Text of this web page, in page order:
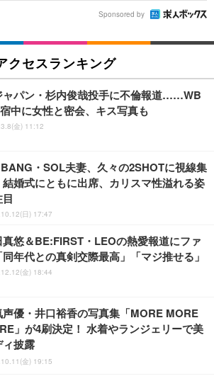
Sponsored by
クセスランキング
ャパン・杉内俊哉投手に不倫報道……WB
中に女性と密会、キス写真も
金) 11:12
・SOL夫妻、久々の2SHOTに視線集
結婚式にともに出席、カリスマ性溢れる姿
日) 17:47
真悠＆BE:FIRST・LEOの熱愛報道にファ
同年代との真剣交際最高」「マジ推せる」
金) 18:44
声優・井口裕香の写真集「MORE MORE
」が4刷決定！ 水着やランジェリーで美
披露
金) 19:15